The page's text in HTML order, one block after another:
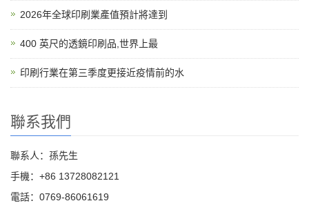
2026年全球印刷業產值預計將達到
400 英尺的透鏡印刷品,世界上最
印刷行業在第三季度更接近疫情前的水
聯系我們
聯系人：孫先生
手機：+86 13728082121
電話：0769-86061619